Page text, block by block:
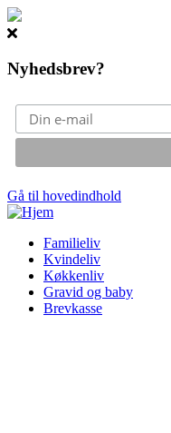
Nyhedsbrev?
Gå til hovedindhold
Familieliv
Kvindeliv
Køkkenliv
Gravid og baby
Brevkasse